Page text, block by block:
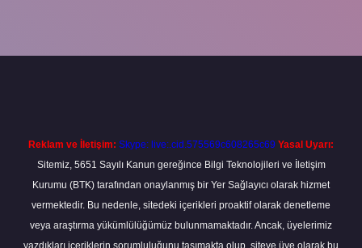
Reklam ve İletişim: Skype: live:.cid.575569c608265c69 Yasal Uyarı:
Sitemiz, 5651 Sayılı Kanun gereğince Bilgi Teknolojileri ve İletişim
Kurumu (BTK) tarafından onaylanmış bir Yer Sağlayıcı olarak hizmet
vermektedir. Bu nedenle, sitedeki içerikleri proaktif olarak denetleme
veya araştırma yükümlülüğümüz bulunmamaktadır. Ancak, üyelerimiz
yazdıkları içeriklerin sorumluluğunu taşımakta olup, siteye üye olarak bu